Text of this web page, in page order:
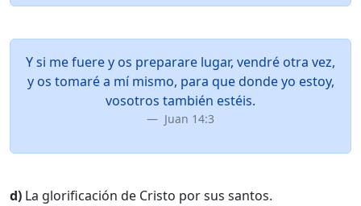
Y si me fuere y os preparare lugar, vendré otra vez,
y os tomaré a mí mismo, para que donde yo estoy,
vosotros también estéis.
Juan 14:3
d) La glorificación de Cristo por sus santos.